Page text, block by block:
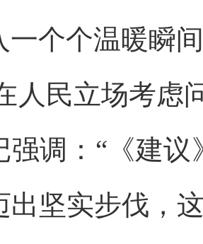
一个个温暖瞬
人民立场考虑
强调：“《建
出坚实步伐，